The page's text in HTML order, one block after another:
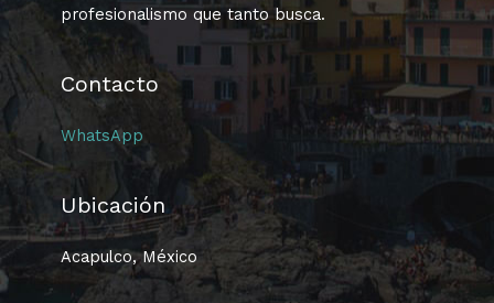
profesionalismo que tanto busca.
Contacto
WhatsApp
Ubicación
Acapulco, México